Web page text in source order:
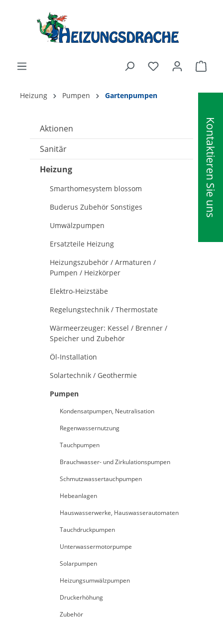
Kontaktieren Sie uns
Heizung Pumpen Gartenpumpen
Aktionen
Sanitär
Heizung
Smarthomesystem blossom
Buderus Zubehör Sonstiges
Umwälzpumpen
Ersatzteile Heizung
Heizungszubehör / Armaturen /
Pumpen / Heizkörper
Elektro-Heizstäbe
Regelungstechnik / Thermostate
Wärmeerzeuger: Kessel / Brenner /
Speicher und Zubehör
Öl-Installation
Solartechnik / Geothermie
Pumpen
Kondensatpumpen, Neutralisation
Regenwassernutzung
Tauchpumpen
Brauchwasser- und Zirkulationspumpen
Schmutzwassertauchpumpen
Hebeanlagen
Hauswasserwerke, Hauswasserautomaten
Tauchdruckpumpen
Unterwassermotorpumpe
Solarpumpen
Heizungsumwälzpumpen
Druckerhöhung
Zubehör